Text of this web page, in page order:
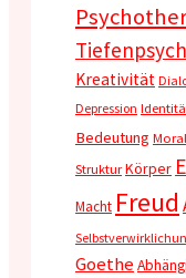
Kreativität
Depression
Bedeutung Moral
Struktur Körper
Macht Freud
Goethe